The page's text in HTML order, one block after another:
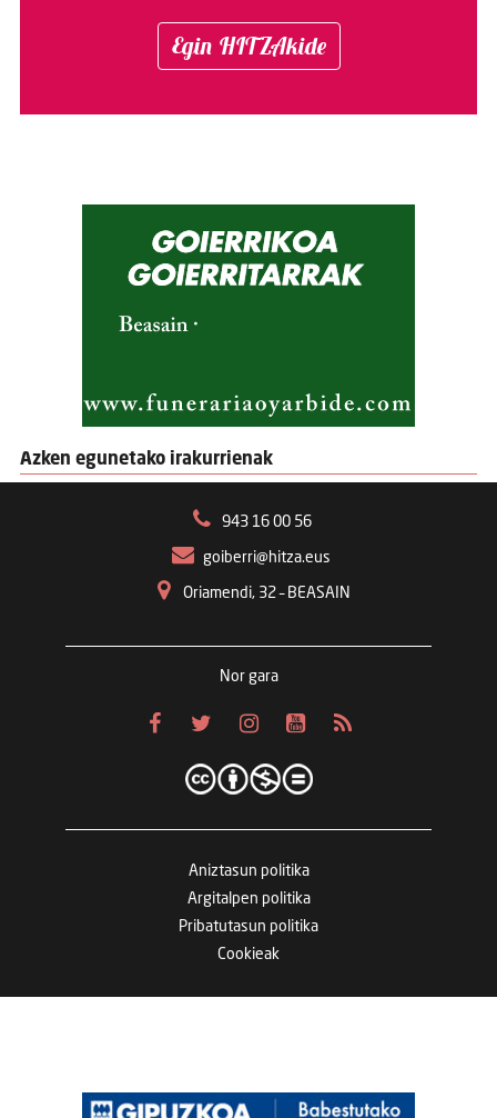
Egin HITZAkide
Azken egunetako irakurrienak
943 16 00 56
goiberri@hitza.eus
Oriamendi, 32 – BEASAIN
Nor gara
Aniztasun politika
Argitalpen politika
Pribatutasun politika
Cookieak